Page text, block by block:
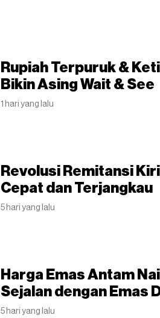
Rupiah Terpuruk &
Bikin Asing Wait & See
1 hari yang lalu
Revolusi Remitansi
Cepat dan Terjangkau
5 hari yang lalu
Harga Emas Antam
Sejalan dengan Emas
5 hari yang lalu